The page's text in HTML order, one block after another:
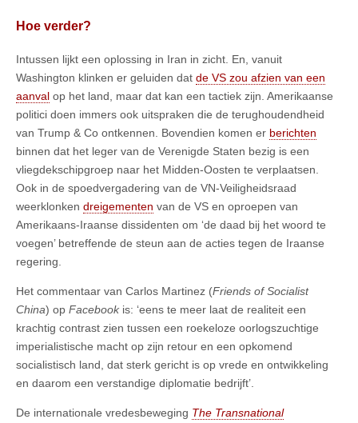
Hoe verder?
Intussen lijkt een oplossing in Iran in zicht. En, vanuit
Washington klinken er geluiden dat de VS zou afzien van een
aanval op het land, maar dat kan een tactiek zijn. Amerikaanse
politici doen immers ook uitspraken die de terughoudendheid
van Trump & Co ontkennen. Bovendien komen er berichten
binnen dat het leger van de Verenigde Staten bezig is een
vliegdekschipgroep naar het Midden-Oosten te verplaatsen.
Ook in de spoedvergadering van de VN-Veiligheidsraad
weerklonken dreigementen van de VS en oproepen van
Amerikaans-Iraanse dissidenten om ‘de daad bij het woord te
voegen’ betreffende de steun aan de acties tegen de Iraanse
regering.
Het commentaar van Carlos Martinez (Friends of Socialist
China) op Facebookis: ‘eens te meer laat de realiteit een
krachtig contrast zien tussen een roekeloze oorlogszuchtige
imperialistische macht op zijn retour en een opkomend
socialistisch land, dat sterk gericht is op vrede en ontwikkeling
en daarom een verstandige diplomatie bedrijft’.
De internationale vredesbeweging The Transnational